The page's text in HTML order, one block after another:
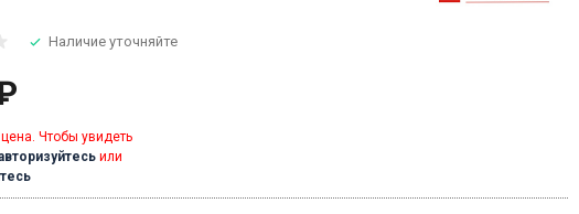
Наличие уточняйте
Чтобы увидеть
или